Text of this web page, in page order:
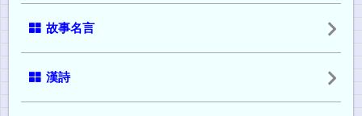
故事名言
漢詩